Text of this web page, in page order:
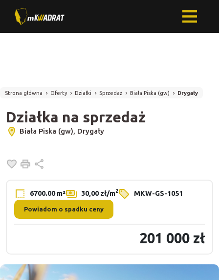
Strona główna Oferty Działki Sprzedaż Biała Piska (gw) Drygały
Działka na sprzedaż
Biała Piska (gw), Drygały
Dodaj do ulubionych
Drukuj
6700.00 m² 30,00 zł/m2 MKW-GS-1051
Powiadom o spadku ceny
201 000 zł